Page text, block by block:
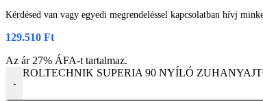
Kérdésed van vagy egyedi megrendeléssel kapcsolatban hívj
129.510 Ft
Az ár 27% ÁFA-t tartalmaz.
-
ROLTECHNIK SUPERIA 90 NYÍLÓ